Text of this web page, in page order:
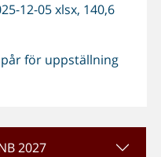
12-05 xlsx, 140,6
för uppställning
2027